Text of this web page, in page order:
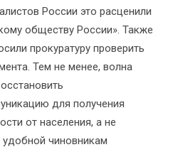
России это расценили
обществу России». Также
прокуратуру проверить
Тем не менее, волна
для получения
от населения, а не
чиновникам